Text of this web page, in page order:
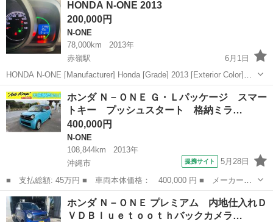
ー 内地仕入れ ターボ車 オートリトラミラー＆ＨＩＤヘッドライ
ト ＥＴＣ プッシ...
HONDA N-ONE 2013
200,000円
N-ONE
78,000km
2013年
赤嶺駅
6月1日
HONDA N-ONE [Manufacturer] Honda [Grade] 2013 [Exterior Color]
Red [Mileage] 78,000 km [Vehicle Inspection Expi...
沖縄 那覇市 赤嶺駅
ホンダ Ｎ－ＯＮＥ Ｇ・Ｌパッケージ スマー
トキー プッシュスタート 格納ミラ…
400,000円
N-ONE
108,844km
2013年
沖縄市
提携サイト 5月28日
■ 支払総額: 45万円 ■ 車両本体価格： 400,000 円 ■ メーカー
名： ホンダ ■ 車種名： Ｎ－ＯＮＥ ■ グレード名： Ｇ・Ｌパ
ッケージ スマートキー プッシュスタート 格納ミラー 横滑り防
止装置 ■ 排気...
沖縄 沖縄市 N-ONE
ホンダ Ｎ－ＯＮＥ プレミアム 内地仕入れＤ
ＶＤＢｌｕｅｔｏｏｔｈバックカメラ…